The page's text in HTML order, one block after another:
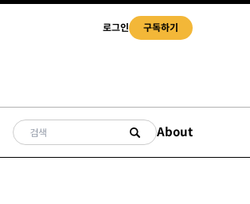
로그인 구독하기
About